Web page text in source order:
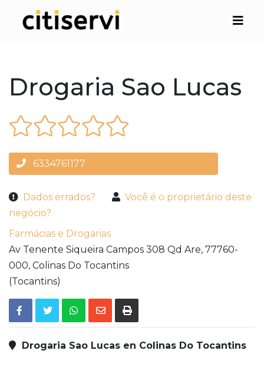
Drogaria Sao Lucas
6334761177
Dados errados?
Você é o proprietário deste
negócio?
Farmácias e Drogarias
Av Tenente Siqueira Campos 308 Qd Are, 77760-
000, Colinas Do Tocantins
(Tocantins)
Drogaria Sao Lucas en Colinas Do Tocantins